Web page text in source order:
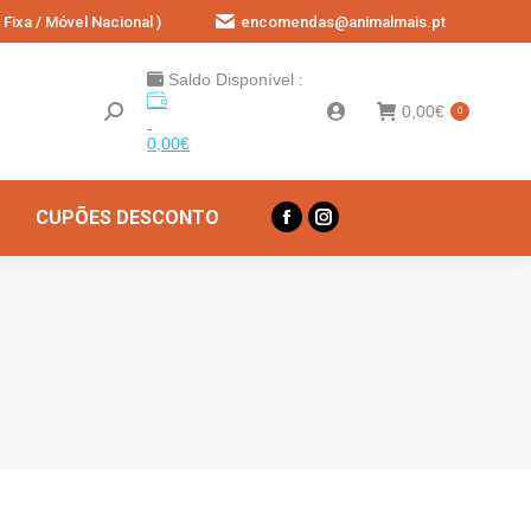
Fixa / Móvel Nacional ) encomendas@animalmais.pt
Saldo Disponível :
0,00€
0,00€ 0
CUPÕES DESCONTO
Facebook
page
Instagram
page